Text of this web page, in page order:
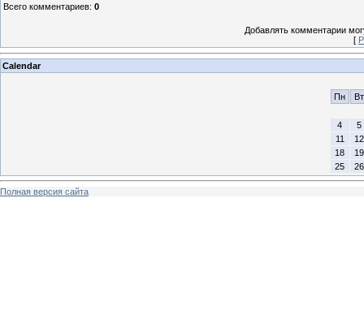
Всего комментариев: 0
Добавлять комментарии
[
Calendar
Пн Вт
4
5
11
12
18
19
25
26
Полная версия сайта